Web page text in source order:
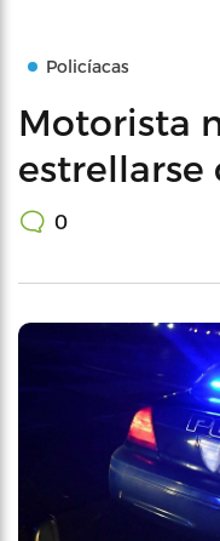
Policíacas
Motorista
estrellarse
0